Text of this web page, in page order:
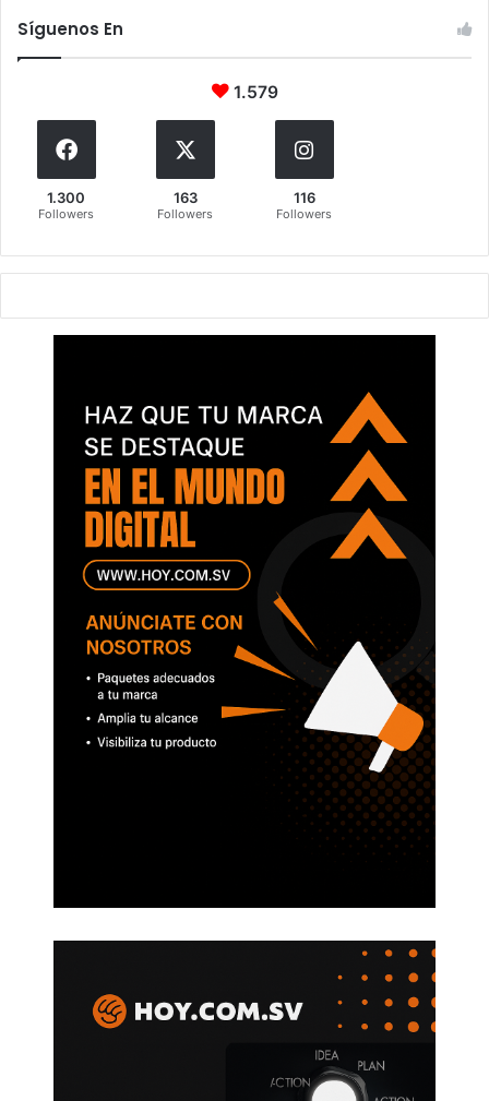
Síguenos En
1.579
1.300
Followers
163
Followers
116
Followers